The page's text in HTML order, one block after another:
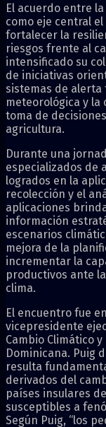
El acuerdo entre
como eje central
fortalecer la
riesgos frente al
intensificado su
de iniciativas
sistemas de alerta
meteorológica y
toma de
agricultura.
Durante una
especializados de
logrados en la
recolección y el
aplicaciones
información
escenarios
mejora de la
incrementar la
productivos ante
clima.
El encuentro fue
vicepresidente
Cambio Climático
Dominicana. Puig
resulta
derivados del
países insulares
susceptibles a
Según Puig, “los